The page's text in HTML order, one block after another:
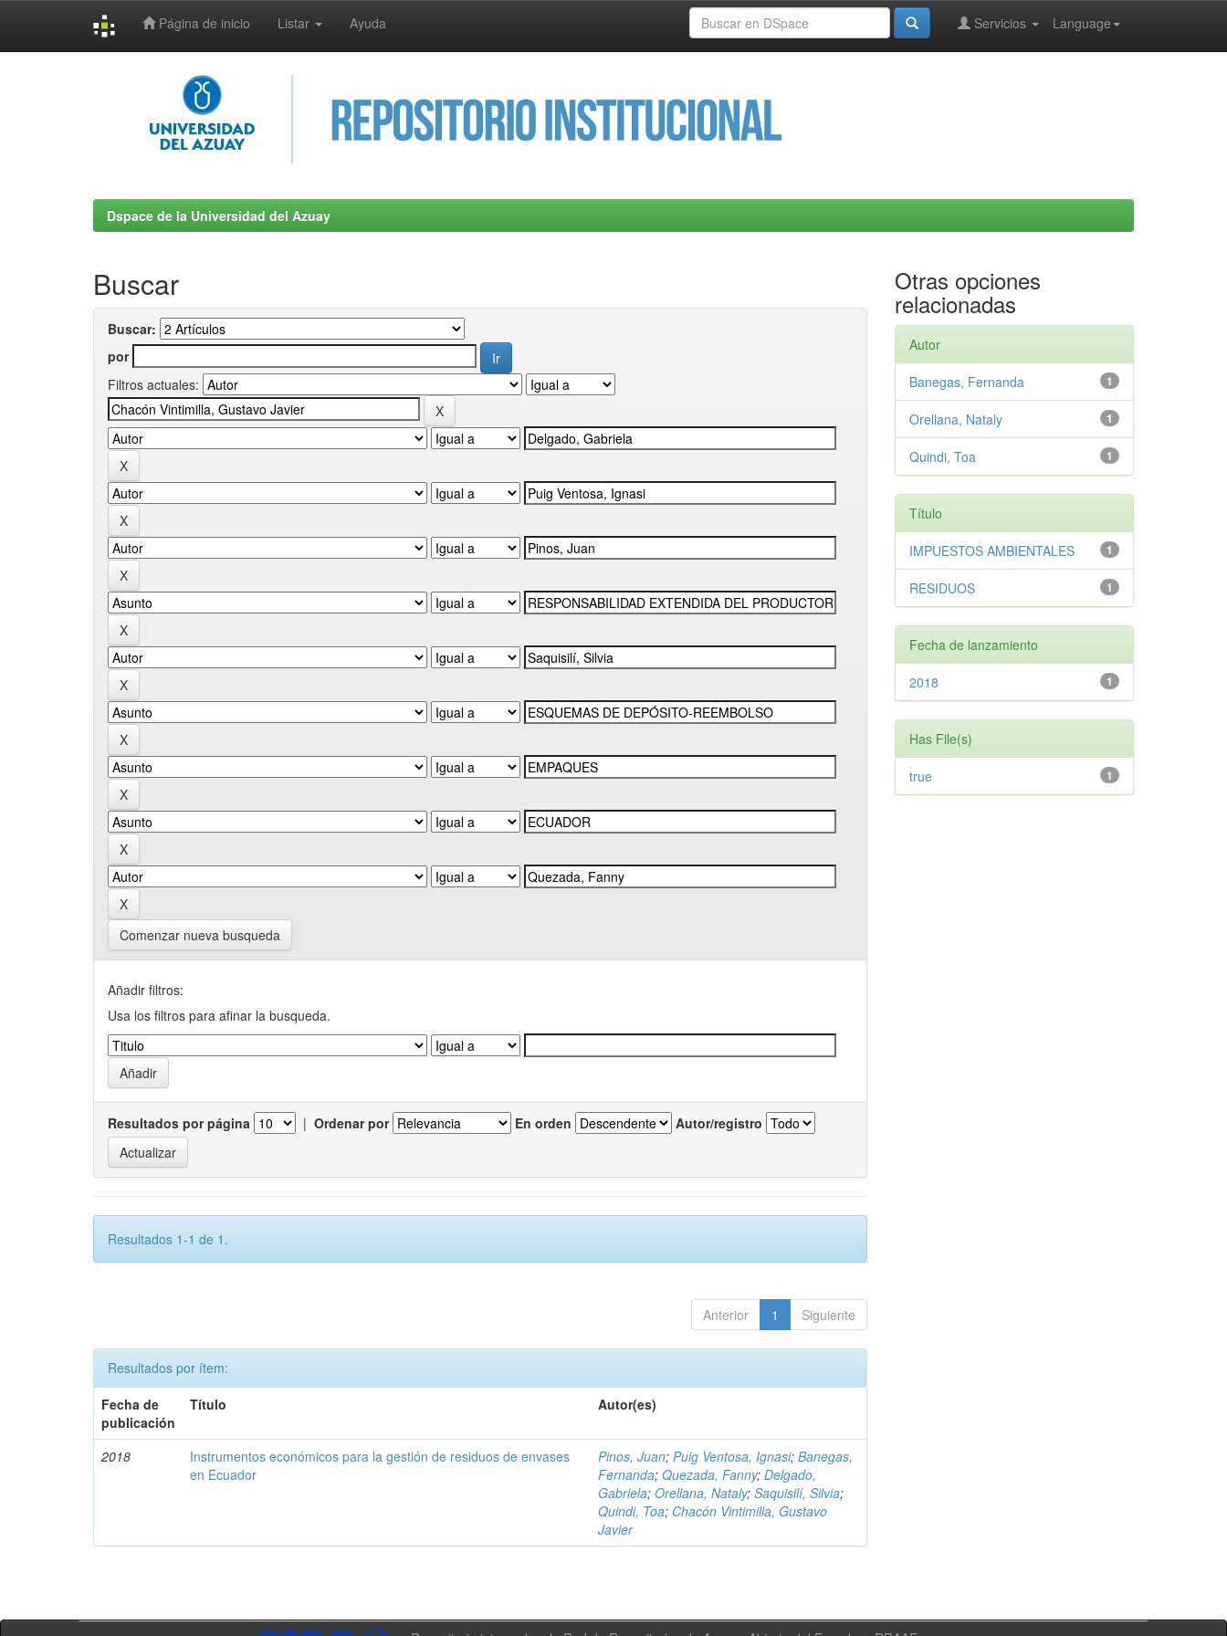
Página de inicio Listar Ayuda Language
Servicios
Dspace de la Universidad del Azuay
Buscar
Buscar:
por
Filtros actuales:
Comenzar nueva busqueda
Añadir filtros:
Usa los filtros para afinar la busqueda.
Resultados por página | Ordenar por En orden Autor/registro
Resultados 1-1 de 1.
Anterior 1 Siguiente
Resultados por ítem:
Fecha de
publicación
Título Autor(es)
2018
Instrumentos económicos para la gestión de residuos de envases
en Ecuador
Pinos, Juan;Puig Ventosa, Ignasi;Banegas,
Fernanda;Quezada, Fanny;Delgado,
Gabriela;Orellana, Nataly;Saquisilí, Silvia;
Quindi, Toa; Chacón Vintimilla, Gustavo
Javier
Otras opciones
relacionadas
Autor
1
Banegas, Fernanda
1
Orellana, Nataly
1
Quindi, Toa
Título
1
IMPUESTOS AMBIENTALES
1
RESIDUOS
Fecha de lanzamiento
1
2018
Has File(s)
1
true